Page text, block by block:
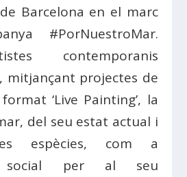
Barcelona en el marc
#PorNuestroMar.
contemporanis
mitjançant projectes de
‘Live Painting’, la
del seu estat actual i
espècies, com a
social per al seu